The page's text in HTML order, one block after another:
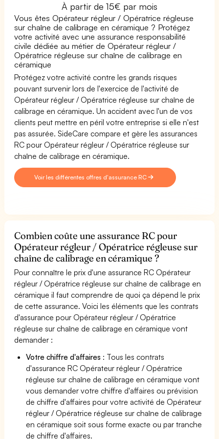
À partir de 15€ par mois
Vous êtes Opérateur régleur / Opératrice régleuse
sur chaîne de calibrage en céramique ? Protégez
votre activité avec une assurance responsabilité
civile dédiée au métier de Opérateur régleur /
Opératrice régleuse sur chaîne de calibrage en
céramique
Protégez votre activité contre les grands risques
pouvant survenir lors de l'exercice de l'activité de
Opérateur régleur / Opératrice régleuse sur chaîne de
calibrage en céramique. Un accident avec l'un de vos
clients peut mettre en péril votre entreprise si elle n'est
pas assurée. SideCare compare et gère les assurances
RC pour Opérateur régleur / Opératrice régleuse sur
chaîne de calibrage en céramique.
Voir les différentes offres d'assurance RC
Combien coûte une assurance RC pour
Opérateur régleur / Opératrice régleuse sur
chaîne de calibrage en céramique ?
Pour connaître le prix d'une assurance RC Opérateur
régleur / Opératrice régleuse sur chaîne de calibrage en
céramique il faut comprendre de quoi ça dépend le prix
de cette assurance. Voici les éléments que les contrats
d'assurance pour Opérateur régleur / Opératrice
régleuse sur chaîne de calibrage en céramique vont
demander :
Votre chiffre d'affaires : Tous les contrats
d'assurance RC Opérateur régleur / Opératrice
régleuse sur chaîne de calibrage en céramique vont
vous demander votre chiffre d'affaires ou prévision
de chiffre d'affaires pour votre activité de Opérateur
régleur / Opératrice régleuse sur chaîne de calibrage
en céramique soit sous forme exacte ou par tranche
de chiffre d'affaires.